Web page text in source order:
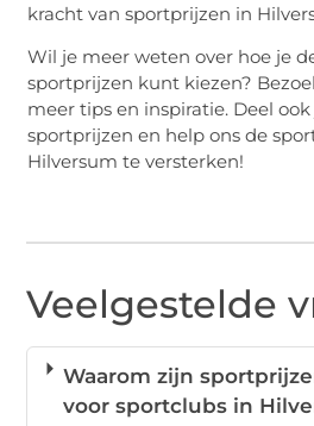
kracht van sportprijzen in
Wil je meer weten over hoe je
sportprijzen kunt kiezen?
meer tips en inspiratie. Deel
sportprijzen en help ons de
Hilversum te versterken!
Veelgestelde
Waarom zijn
voor sportclubs in